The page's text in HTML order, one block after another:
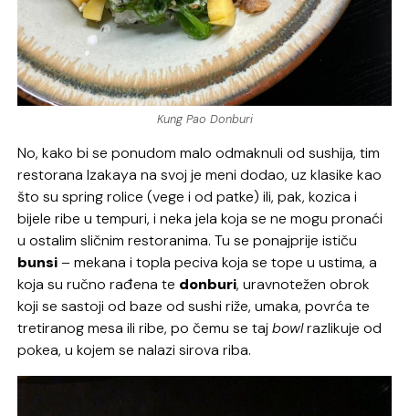
Kung Pao Donburi
No, kako bi se ponudom malo odmaknuli od sushija, tim
restorana Izakaya na svoj je meni dodao, uz klasike kao
što su spring rolice (vege i od patke) ili, pak, kozica i
bijele ribe u tempuri, i neka jela koja se ne mogu pronaći
u ostalim sličnim restoranima. Tu se ponajprije ističu
bunsi– mekana i topla peciva koja se tope u ustima, a
koja su ručno rađena te donburi, uravnotežen obrok
koji se sastoji od baze od sushi riže, umaka, povrća te
tretiranog mesa ili ribe, po čemu se tajbowlrazlikuje od
pokea, u kojem se nalazi sirova riba.